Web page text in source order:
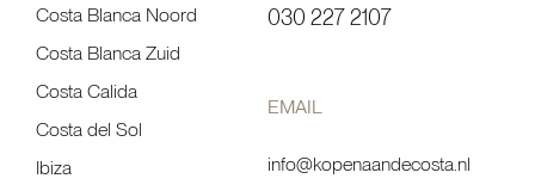
Costa Blanca Noord
Costa Blanca Zuid
Costa Calida
Costa del Sol
Ibiza
030 227 2107
EMAIL
info@kopenaandecosta.nl